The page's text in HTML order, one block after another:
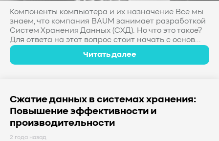
Компоненты компьютера и их назначение Все мы
знаем, что компания BAUM занимает разработкой
Систем Хранения Данных (СХД). Но что это такое?
Для ответа на этот вопрос стоит начать с основ...
Читать далее
Сжатие данных в системах хранения:
Повышение эффективности и
производительности
2 года назад